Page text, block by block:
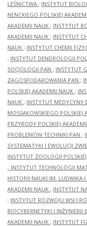
LEŚNICTWA ; INSTYTUT
NENCKIEGO POLSKIEJ
AKADEMII NAUK ; INSTYTUT
AKADEMII NAUK ; INSTYTUT
NAUK ; INSTYTUT CHEMII
; INSTYTUT DENDROLOGII
SOCJOLOGII PAN ; INSTYTUT
ZAGOSPODAROWANIA PAN ;
POLSKIEJ AKADEMII NAUK ;
NAUK ; INSTYTUT MEDYCYNY
MOSSAKOWSKIEGO POLSKIEJ
PRZYRODY POLSKIEJ
PROBLEMÓW TECHNIKI PAN ;
SYSTEMATYKI I EWOLUCJI
INSTYTUT ZOOLOGII
- INSTYTUT TECHNOLOGII
HISTORII NAUKI IM. LUDWIKA I
AKADEMII NAUK ; INSTYTUT
; INSTYTUT ROZWOJU WSI I
BIOCYBERNETYKI I INŻYNIERII
AKADEMII NAUK ; INSTYTUT